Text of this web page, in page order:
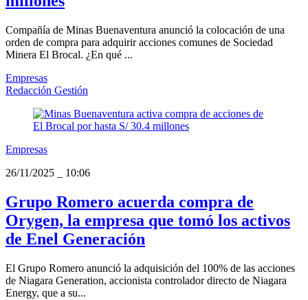
Compañía de Minas Buenaventura anunció la colocación de una
orden de compra para adquirir acciones comunes de Sociedad
Minera El Brocal. ¿En qué ...
Empresas
Redacción Gestión
Empresas
26/11/2025
10:06
Grupo Romero acuerda compra de
Orygen, la empresa que tomó los activos
de Enel Generación
El Grupo Romero anunció la adquisición del 100% de las acciones
de Niagara Generation, accionista controlador directo de Niagara
Energy, que a su...